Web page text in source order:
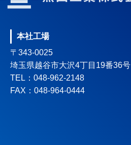
本社工場
〒343-0025
埼玉県越谷市大沢4丁目19番36号
TEL：048-962-2148
FAX：048-964-0444